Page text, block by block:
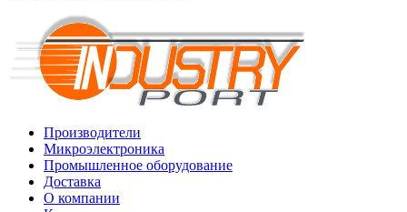
Производители
Микроэлектроника
Промышленное оборудование
Доставка
О компании